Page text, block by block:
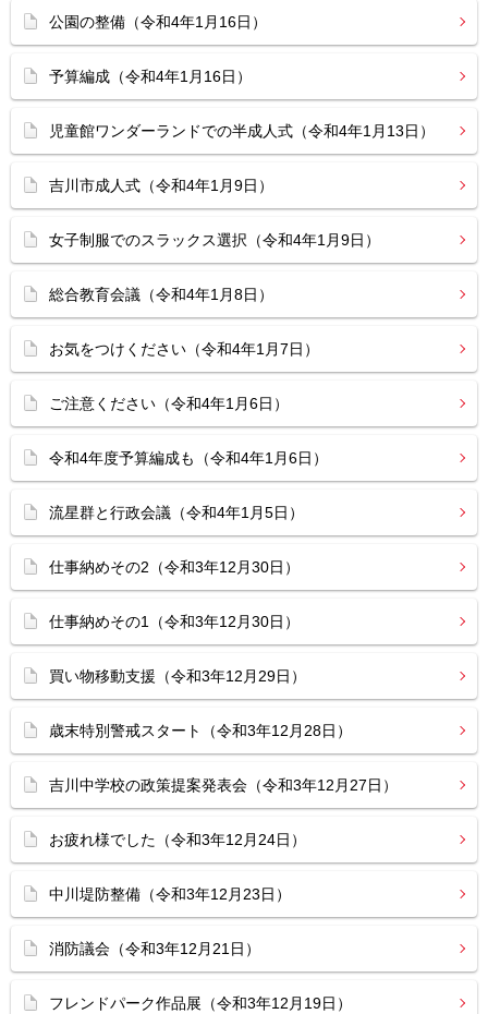
公園の整備（令和4年1月16日）
予算編成（令和4年1月16日）
児童館ワンダーランドでの半成人式（令和4年1月13日）
吉川市成人式（令和4年1月9日）
女子制服でのスラックス選択（令和4年1月9日）
総合教育会議（令和4年1月8日）
お気をつけください（令和4年1月7日）
ご注意ください（令和4年1月6日）
令和4年度予算編成も（令和4年1月6日）
流星群と行政会議（令和4年1月5日）
仕事納めその2（令和3年12月30日）
仕事納めその1（令和3年12月30日）
買い物移動支援（令和3年12月29日）
歳末特別警戒スタート（令和3年12月28日）
吉川中学校の政策提案発表会（令和3年12月27日）
お疲れ様でした（令和3年12月24日）
中川堤防整備（令和3年12月23日）
消防議会（令和3年12月21日）
フレンドパーク作品展（令和3年12月19日）